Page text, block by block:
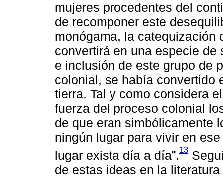
mujeres procedentes del
de recomponer este
monógama, la catequización
convertirá en una especie
e inclusión de este grupo de
colonial, se había convertido
tierra. Tal y como considera
fuerza del proceso colonial
de que eran simbólicamente
ningún lugar para vivir en
lugar exista día a día”.13
de estas ideas en la